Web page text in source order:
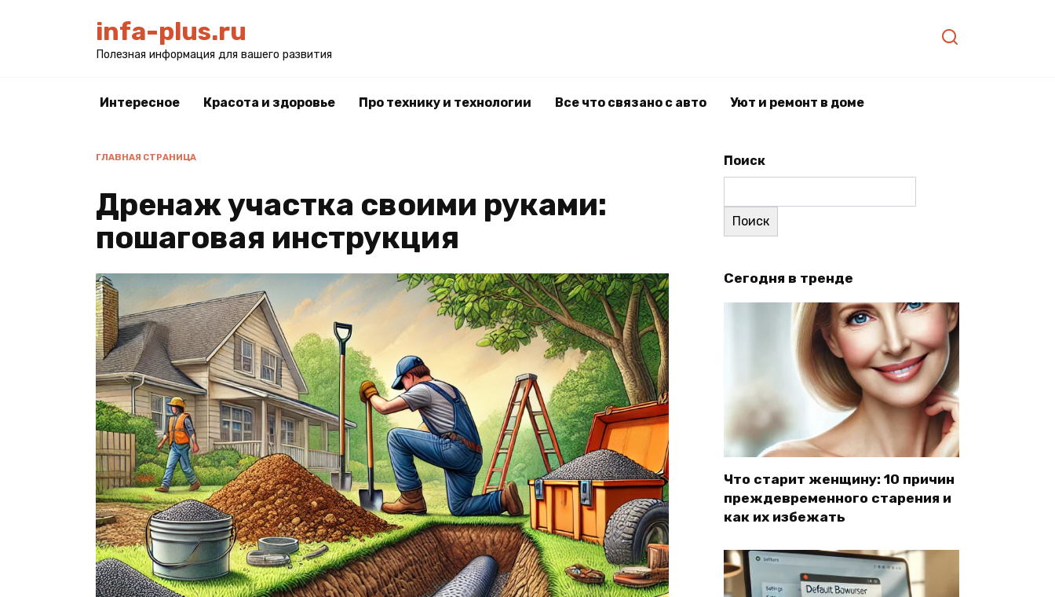
infa-plus.ru
Полезная информация для вашего развития
Интересное Красота и здоровье Про технику и технологии Все что связано с авто Уют и ремонт в доме
ГЛАВНАЯ СТРАНИЦА
Дренаж участка своими руками:
пошаговая инструкция
Поиск
Поиск
Сегодня в тренде
Что старит женщину: 10 причин
преждевременного старения и
как их избежать